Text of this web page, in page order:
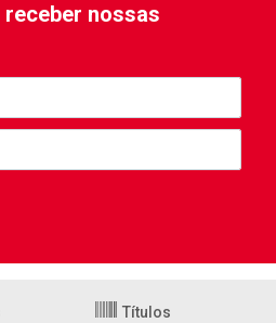
nossas
Títulos